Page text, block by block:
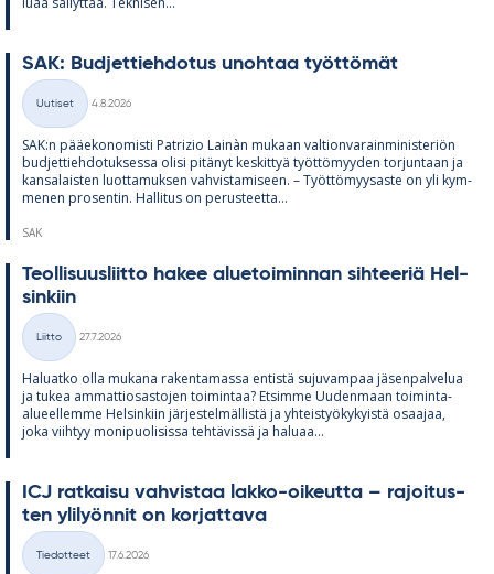
SAK: Bud­jet­tieh­do­tus unoh­taa työt­tö­mät
Kategoriat
Uutiset
4.8.2026
SAK:n pää­e­ko­no­misti Pat­rizio Lainàn mu­kaan val­tion­va­rain­mi­nis­te­riön
bud­jet­tieh­do­tuk­sessa olisi pi­tä­nyt kes­kit­tyä työt­tö­myy­den tor­jun­taan ja
kan­sa­lais­ten luot­ta­muk­sen vah­vis­ta­mi­seen. – Työt­tö­myy­saste on yli kym­
me­nen pro­sen­tin. Hal­li­tus on pe­rus­teetta...
SAK
Teol­li­suus­liitto ha­kee alue­toi­min­nan sih­tee­riä Hel­
sin­kiin
Kategoriat
Liitto
27.7.2026
Ha­luatko olla mu­kana ra­ken­ta­massa en­tistä su­ju­vam­paa jä­sen­pal­ve­lua
ja tu­kea am­mat­tio­sas­to­jen toi­min­taa? Et­simme Uu­den­maan toi­minta-
alu­eel­lemme Hel­sin­kiin jär­jes­tel­mäl­listä ja yh­teis­työ­ky­kyistä osaa­jaa,
joka viih­tyy mo­ni­puo­li­sissa teh­tä­vissä ja ha­luaa...
ICJ rat­kaisu vah­vis­taa lakko-oi­keutta – ra­joi­tus­
ten yli­lyön­nit on kor­jat­tava
Kategoriat
Tiedotteet
17.6.2026